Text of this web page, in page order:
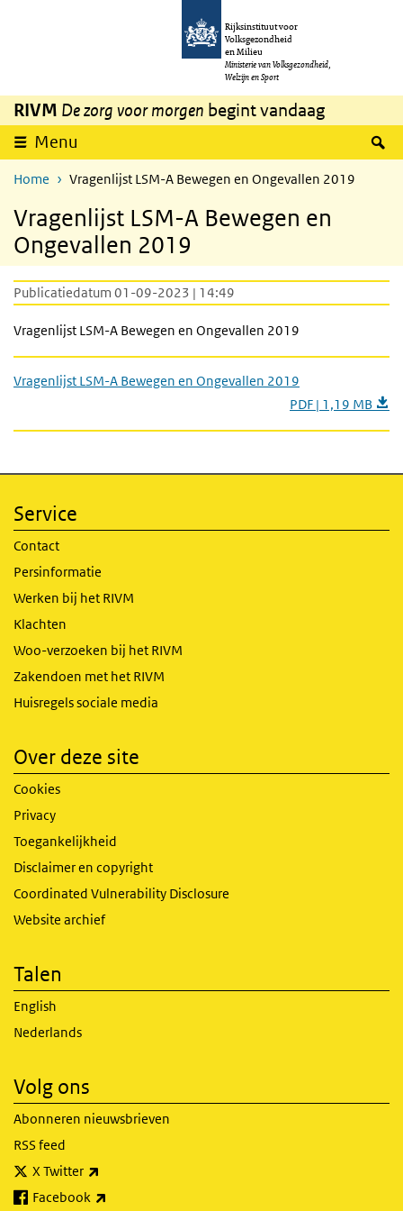
Overslaan en naar de inhoud gaan
Rijksinstituut voor
Volksgezondheid
en Milieu
Ministerie van Volksgezondheid,
Welzijn en Sport
RIVM De zorg voor morgen begint vandaag
Menu
Home Vragenlijst LSM-A Bewegen en Ongevallen 2019
Vragenlijst LSM-A Bewegen en
Ongevallen 2019
Publicatiedatum 01-09-2023 | 14:49
Vragenlijst LSM-A Bewegen en Ongevallen 2019
Vragenlijst LSM-A Bewegen en Ongevallen 2019
PDF | 1,19 MB
Service
Contact
Persinformatie
Werken bij het RIVM
Klachten
Woo-verzoeken bij het RIVM
Zakendoen met het RIVM
Huisregels sociale media
Over deze site
Cookies
Privacy
Toegankelijkheid
Disclaimer en copyright
Coordinated Vulnerability Disclosure
Website archief
Talen
English
Nederlands
Volg ons
Abonneren nieuwsbrieven
RSS feed
X Twitter
Facebook